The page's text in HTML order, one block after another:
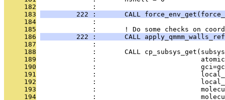
     182
              :
     183
222 :       CALL
     184
              :
     185
:       ! Do some checks on
     186
222 :       CALL
     187
              :
     188
:       CALL
     189
:
     190
:
     191
:
     192
:
     193
:
     194
: